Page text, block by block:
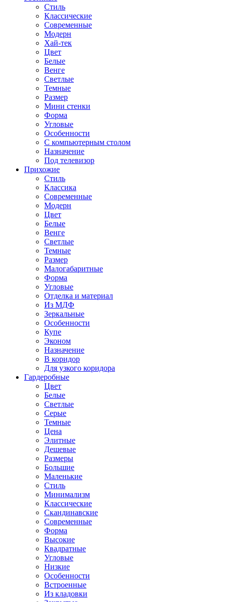
Стиль
Классические
Современные
Модерн
Хай-тек
Цвет
Белые
Венге
Светлые
Темные
Размер
Мини стенки
Форма
Угловые
Особенности
С компьютерным столом
Назначение
Под телевизор
Прихожие
Стиль
Классика
Современные
Модерн
Цвет
Белые
Венге
Светлые
Темные
Размер
Малогабаритные
Форма
Угловые
Отделка и материал
Из МДФ
Зеркальные
Особенности
Купе
Эконом
Назначение
В коридор
Для узкого коридора
Гардеробные
Цвет
Белые
Светлые
Серые
Темные
Цена
Элитные
Дешевые
Размеры
Большие
Маленькие
Стиль
Минимализм
Классические
Скандинавские
Современные
Форма
Высокие
Квадратные
Угловые
Низкие
Особенности
Встроенные
Из кладовки